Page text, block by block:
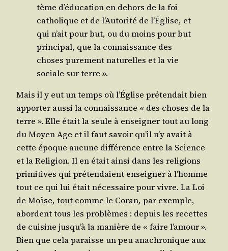
tème d’é­du­ca­tion en dehors de la foi
catho­lique et de l’Au­to­ri­té de l’É­glise, et
qui n’ait pour but, ou du moins pour but
prin­ci­pal, que la connais­sance des
choses pure­ment natu­relles et la vie
sociale sur terre ».
Mais il y eut un temps où l’É­glise pré­ten­dait bien
appor­ter aus­si la connais­sance « des choses de la
terre ». Elle était la seule à ensei­gner tout au long
du Moyen Age et il faut savoir qu’il n’y avait à
cette époque aucune dif­fé­rence entre la Science
et la Reli­gion. Il en était ain­si dans les reli­gions
pri­mi­tives qui pré­ten­daient ensei­gner à l’homme
tout ce qui lui était néces­saire pour vivre. La Loi
de Moïse, tout comme le Coran, par exemple,
abordent tous les pro­blèmes : depuis les recettes
de cui­sine jus­qu’à la manière de « faire l’a­mour ».
Bien que cela paraisse un peu ana­chro­nique aux